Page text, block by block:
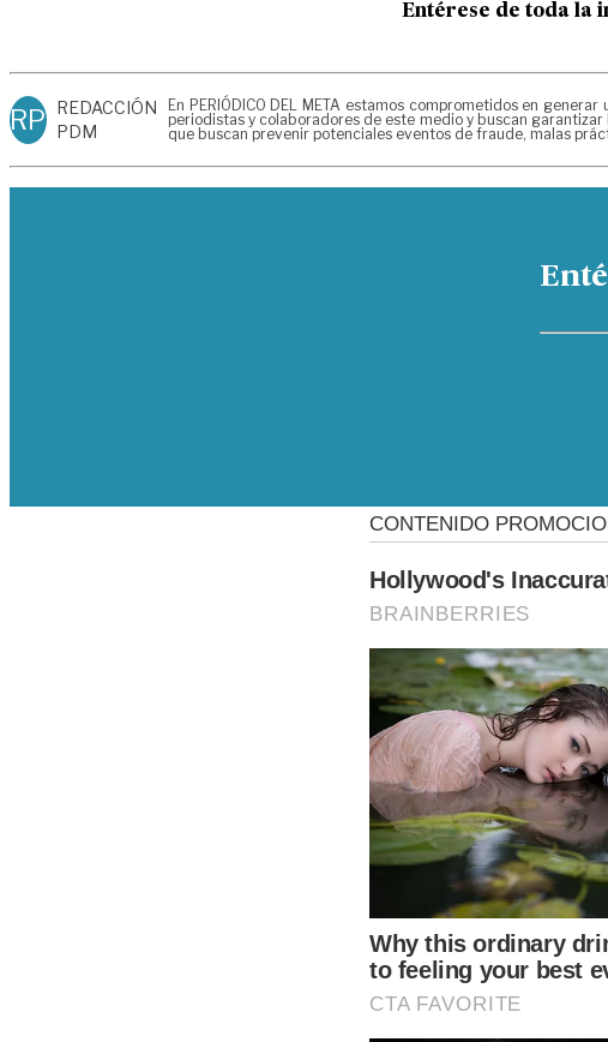
Entérese de toda la
RP REDACCIÓN
PDM
En PERIÓDICO DEL META estamos comprometidos en
periodistas y colaboradores de este medio y buscan
que buscan prevenir potenciales eventos de fraude, malas